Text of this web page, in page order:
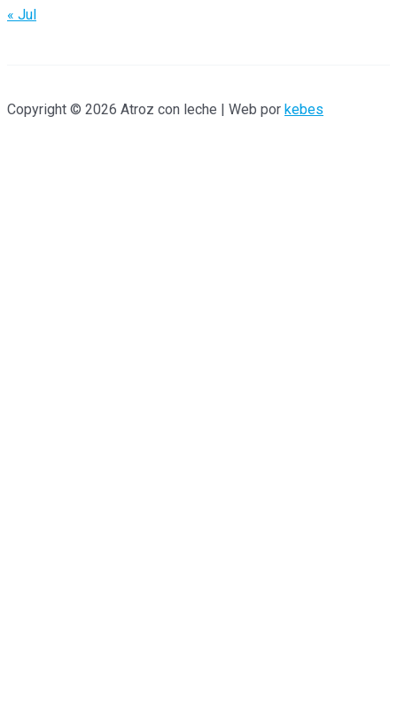
« Jul
Copyright © 2026 Atroz con leche | Web por kebes